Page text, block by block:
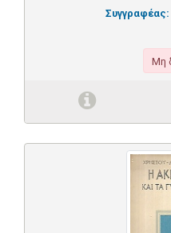
Συγγραφέας:
Μη